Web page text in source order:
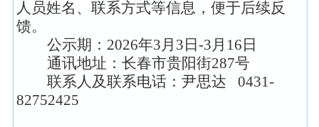
人员姓名、联系方式等信息，便于后续反
馈。
公示期：2026年3月3日-3月16日
通讯地址：长春市贵阳街287号
联系人及联系电话：尹思达 0431-
82752425